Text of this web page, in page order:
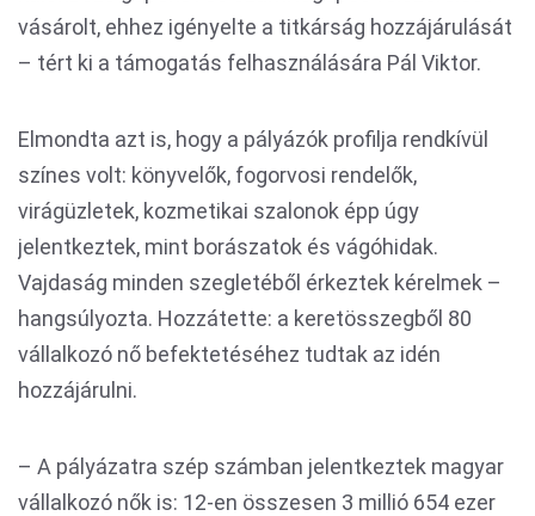
vásárolt, ehhez igényelte a titkárság hozzájárulását
– tért ki a támogatás felhasználására Pál Viktor.
Elmondta azt is, hogy a pályázók profilja rendkívül
színes volt: könyvelők, fogorvosi rendelők,
virágüzletek, kozmetikai szalonok épp úgy
jelentkeztek, mint borászatok és vágóhidak.
Vajdaság minden szegletéből érkeztek kérelmek –
hangsúlyozta. Hozzátette: a keretösszegből 80
vállalkozó nő befektetéséhez tudtak az idén
hozzájárulni.
– A pályázatra szép számban jelentkeztek magyar
vállalkozó nők is: 12-en összesen 3 millió 654 ezer